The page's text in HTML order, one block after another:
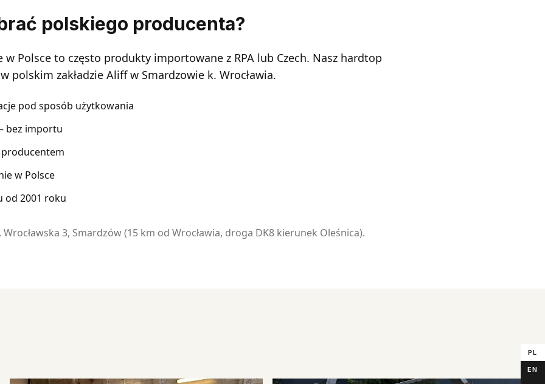
polskiego producenta?
w Polsce to często produkty importowane z RPA lub Czech. Nasz hardtop
polskim zakładzie Aliff w Smardzowie k. Wrocławia.
pod sposób użytkowania
bez importu
w Polsce
od 2001 roku
3, Smardzów (15 km od Wrocławia, droga DK8 kierunek Oleśnica).
PL
EN